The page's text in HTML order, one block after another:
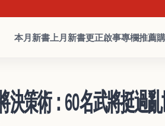
本月新書 上月新書更正啟事專欄推薦
決策術：60名武將挺過